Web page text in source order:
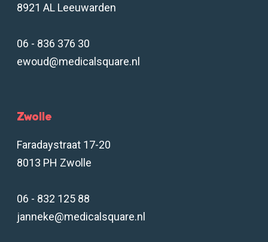
8921 AL Leeuwarden
06 - 836 376 30
ewoud@medicalsquare.nl
Zwolle
Faradaystraat 17-20
8013 PH Zwolle
06 - 832 125 88
janneke@medicalsquare.nl